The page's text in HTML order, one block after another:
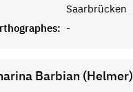
Saarbrücken
-
Barbian (Helmer)